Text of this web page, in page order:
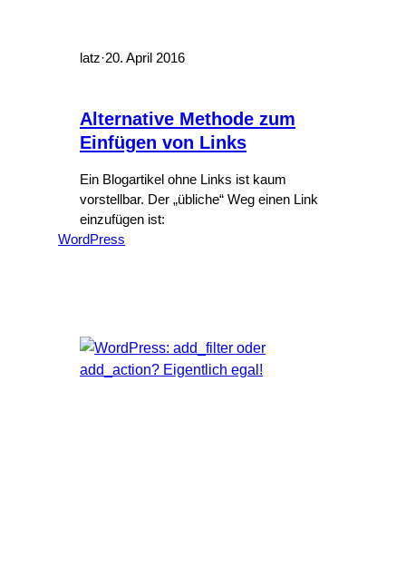
latz·20. April 2016
Alternative Methode zum
Einfügen von Links
Ein Blogartikel ohne Links ist kaum
vorstellbar. Der „übliche“ Weg einen Link
einzufügen ist:
WordPress